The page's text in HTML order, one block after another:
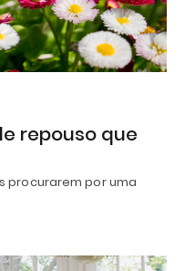
repouso que
procurarem por uma